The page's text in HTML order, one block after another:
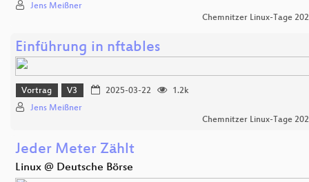
Jens Meißner
Chemnitzer Linux-Tage
Einführung in nftables
Vortrag V3 2025-03-22
1.2k
Jens Meißner
Chemnitzer Linux-Tage
Jeder Meter Zählt
Linux @ Deutsche Börse